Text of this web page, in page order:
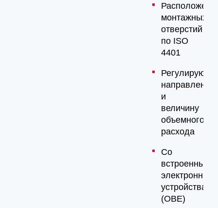
монтажных
отверстий
по ISO
4401
Регулируют
направление
и
величину
объемного
расхода
Со
встроенными
устройствами
(OBE)